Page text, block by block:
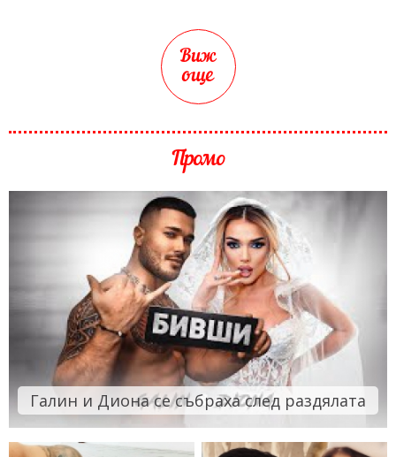
Виж
още
Промо
Галин и Диона се събраха след раздялата